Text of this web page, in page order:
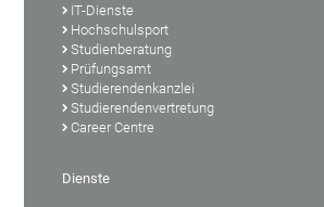
IT-Dienste
Hochschulsport
Studienberatung
Prüfungsamt
Studierendenkanzlei
Studierendenvertretung
Career Centre
Dienste